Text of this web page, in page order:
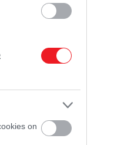
on
különösen a július-
mint
vagy Peruba